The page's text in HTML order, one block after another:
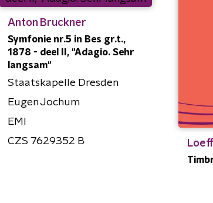
Anton Bruckner
Symfonie nr.5 in Bes gr.t.,
1878 - deel II, "Adagio. Sehr
langsam"
Staatskapelle Dresden
Eugen Jochum
EMI
CZS 7629352 B